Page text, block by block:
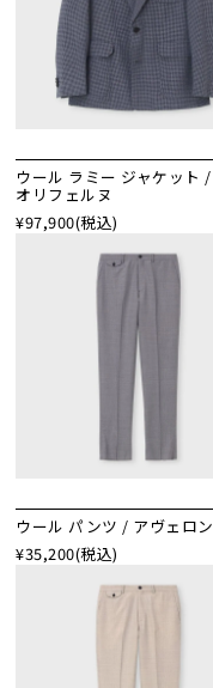
ウール ラミー ジャケット /
オリフェルヌ
¥97,900(税込)
ウール パンツ / アヴェロン
¥35,200(税込)